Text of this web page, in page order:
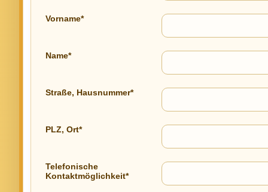
Vorname*
Name*
Straße, Hausnummer*
PLZ, Ort*
Telefonische
Kontaktmöglichkeit*